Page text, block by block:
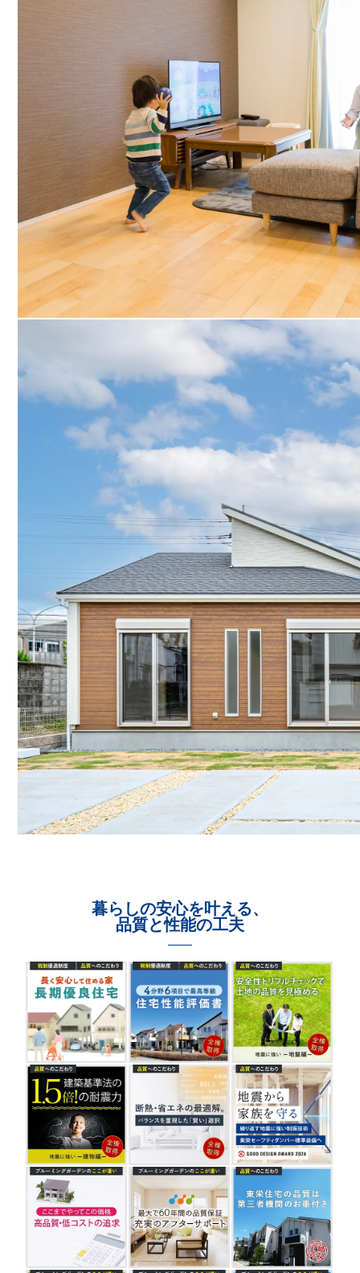
暮らしの安心を叶える、
品質と性能の工夫